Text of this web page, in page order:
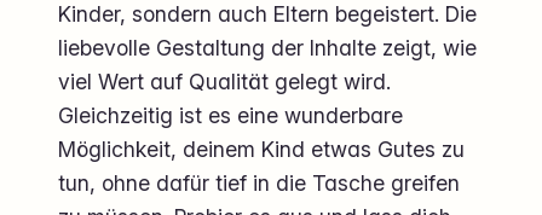
Kinder, sondern auch Eltern begeistert. Die
liebevolle Gestaltung der Inhalte zeigt, wie
viel Wert auf Qualität gelegt wird.
Gleichzeitig ist es eine wunderbare
Möglichkeit, deinem Kind etwas Gutes zu
tun, ohne dafür tief in die Tasche greifen